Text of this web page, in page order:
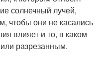
солнечный лучей,
чтобы они не касались
влияет и то, в каком
разрезанным.